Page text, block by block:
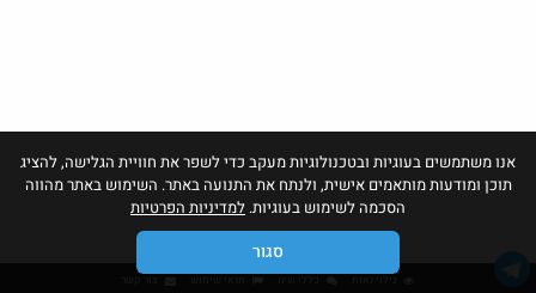
אנו משתמשים בעוגיות ובטכנולוגיות מעקב כדי לשפר את חוויית הגלישה, להציג
תוכן ומודעות מותאמים אישית, ולנתח את התנועה באתר. השימוש באתר מהווה
הסכמה לשימוש בעוגיות. למדיניות הפרטיות
סגור